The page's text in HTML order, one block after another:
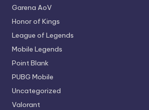
Garena AoV
Honor of Kings
League of Legends
Mobile Legends
Point Blank
PUBG Mobile
Uncategorized
Valorant